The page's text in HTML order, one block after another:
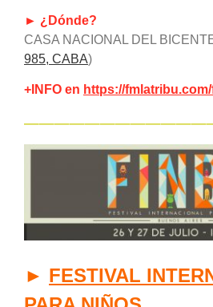
► ¿Dónde?
CASA NACIONAL DEL
985, CABA)
+INFO en https://
► FESTIVAL